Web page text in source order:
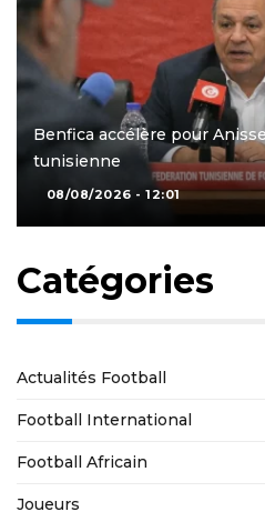
Benfica accélère pour
tunisienne
08/08/2026 - 12:01
Catégories
Actualités Football
Football International
Football Africain
Joueurs